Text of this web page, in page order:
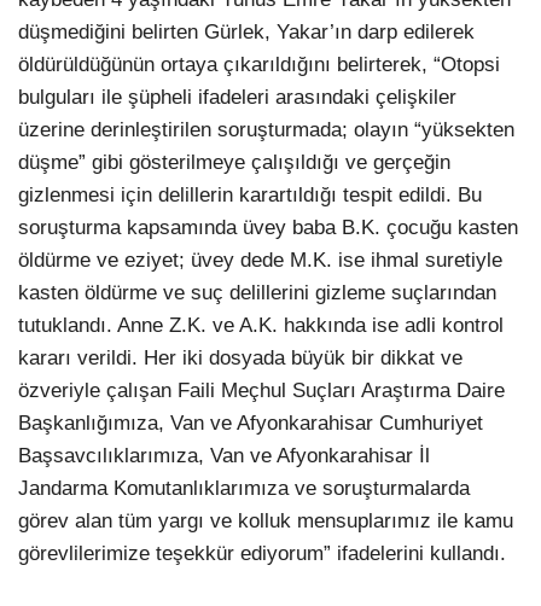
düşmediğini belirten Gürlek, Yakar’ın darp edilerek
öldürüldüğünün ortaya çıkarıldığını belirterek, “Otopsi
bulguları ile şüpheli ifadeleri arasındaki çelişkiler
üzerine derinleştirilen soruşturmada; olayın “yüksekten
düşme” gibi gösterilmeye çalışıldığı ve gerçeğin
gizlenmesi için delillerin karartıldığı tespit edildi. Bu
soruşturma kapsamında üvey baba B.K. çocuğu kasten
öldürme ve eziyet; üvey dede M.K. ise ihmal suretiyle
kasten öldürme ve suç delillerini gizleme suçlarından
tutuklandı. Anne Z.K. ve A.K. hakkında ise adli kontrol
kararı verildi. Her iki dosyada büyük bir dikkat ve
özveriyle çalışan Faili Meçhul Suçları Araştırma Daire
Başkanlığımıza, Van ve Afyonkarahisar Cumhuriyet
Başsavcılıklarımıza, Van ve Afyonkarahisar İl
Jandarma Komutanlıklarımıza ve soruşturmalarda
görev alan tüm yargı ve kolluk mensuplarımız ile kamu
görevlilerimize teşekkür ediyorum” ifadelerini kullandı.